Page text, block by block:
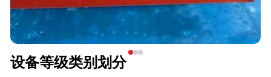
设备等级类别划分